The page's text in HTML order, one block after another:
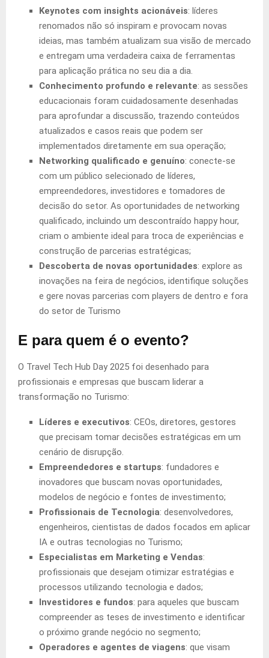
Keynotes com insights acionáveis: líderes
renomados não só inspiram e provocam novas
ideias, mas também atualizam sua visão de mercado
e entregam uma verdadeira caixa de ferramentas
para aplicação prática no seu dia a dia.
Conhecimento profundo e relevante: as sessões
educacionais foram cuidadosamente desenhadas
para aprofundar a discussão, trazendo conteúdos
atualizados e casos reais que podem ser
implementados diretamente em sua operação;
Networking qualificado e genuíno: conecte-se
com um público selecionado de líderes,
empreendedores, investidores e tomadores de
decisão do setor. As oportunidades de networking
qualificado, incluindo um descontraído happy hour,
criam o ambiente ideal para troca de experiências e
construção de parcerias estratégicas;
Descoberta de novas oportunidades: explore as
inovações na feira de negócios, identifique soluções
e gere novas parcerias com players de dentro e fora
do setor de Turismo
E para quem é o evento?
O Travel Tech Hub Day 2025 foi desenhado para
profissionais e empresas que buscam liderar a
transformação no Turismo:
Líderes e executivos: CEOs, diretores, gestores
que precisam tomar decisões estratégicas em um
cenário de disrupção.
Empreendedores e startups: fundadores e
inovadores que buscam novas oportunidades,
modelos de negócio e fontes de investimento;
Profissionais de Tecnologia: desenvolvedores,
engenheiros, cientistas de dados focados em aplicar
IA e outras tecnologias no Turismo;
Especialistas em Marketing e Vendas:
profissionais que desejam otimizar estratégias e
processos utilizando tecnologia e dados;
Investidores e fundos: para aqueles que buscam
compreender as teses de investimento e identificar
o próximo grande negócio no segmento;
Operadores e agentes de viagens: que visam